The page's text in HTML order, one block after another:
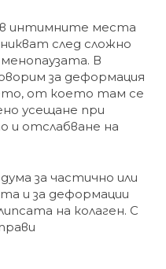
интимните места
след сложно
В
за деформация
от което там се
усещане при
и отслабване на
за частично или
и за деформации
на колаген. С